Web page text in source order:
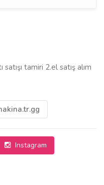
satışı tamiri 2.el satış alım
Instagram